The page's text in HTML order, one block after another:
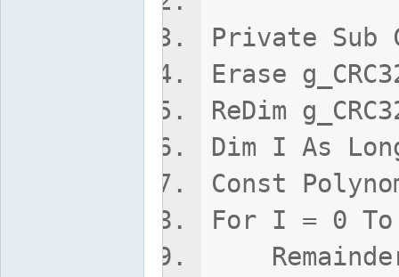
Private Sub
Erase
ReDim
Dim I As
Const
For I = 0 To